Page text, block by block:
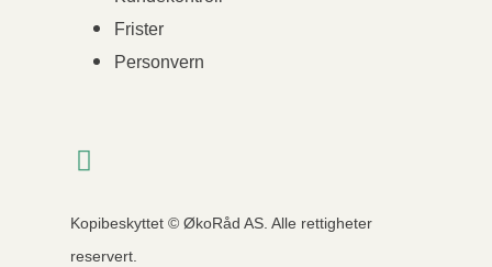
Frister
Personvern
Kopibeskyttet © ØkoRåd AS. Alle rettigheter
reservert.